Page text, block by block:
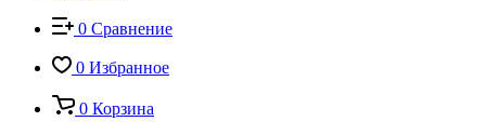
0 Сравнение
0 Избранное
0 Корзина